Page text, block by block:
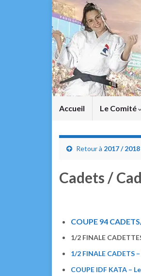
Accueil Le Comité
Retour à 2017 / 2018
Cadets /
COUPE 94
1/2 FINALE
1/2 FINALE CADETS
COUPE IDF KATA –